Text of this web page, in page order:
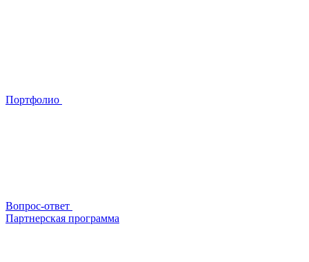
Портфолио
Вопрос-ответ
Партнерская программа